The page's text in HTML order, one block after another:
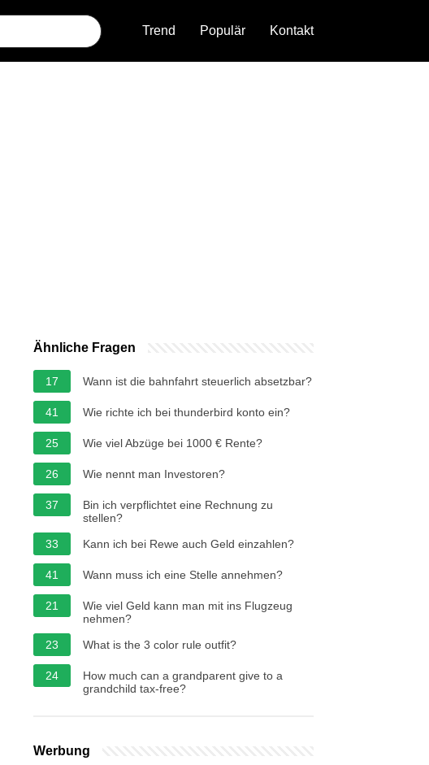
Trend Populär Kontakt
Ähnliche Fragen
17 Wann ist die bahnfahrt steuerlich absetzbar?
41 Wie richte ich bei thunderbird konto ein?
25 Wie viel Abzüge bei 1000 € Rente?
26 Wie nennt man Investoren?
37
Bin ich verpflichtet eine Rechnung zu
stellen?
33
Kann ich bei Rewe auch Geld einzahlen?
41 Wann muss ich eine Stelle annehmen?
21
Wie viel Geld kann man mit ins Flugzeug
nehmen?
23
What is the 3 color rule outfit?
24
How much can a grandparent give to a
grandchild tax-free?
Werbung